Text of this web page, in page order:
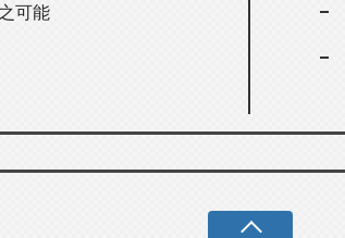
可能